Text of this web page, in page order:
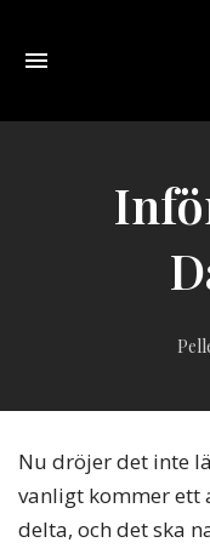
Nu dröjer det inte
vanligt kommer ett
delta, och det ska